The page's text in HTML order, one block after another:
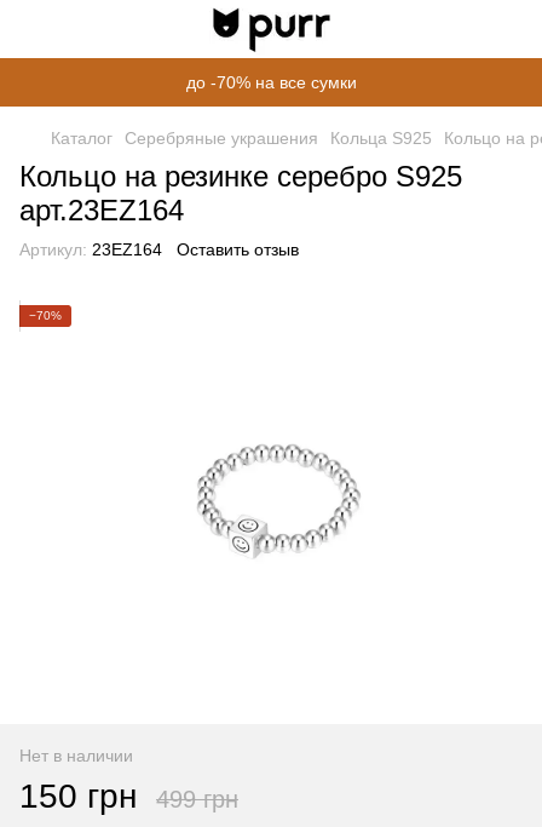
до -70% на все сумки
Каталог Серебряные украшения Кольца S925 Кольцо на
Кольцо на резинке серебро S925
арт.23EZ164
Артикул: 23EZ164 Оставить отзыв
−70%
Нет в наличии
150 грн 499 грн